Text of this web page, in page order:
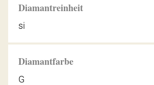
Diamantreinheit
si
Diamantfarbe
G